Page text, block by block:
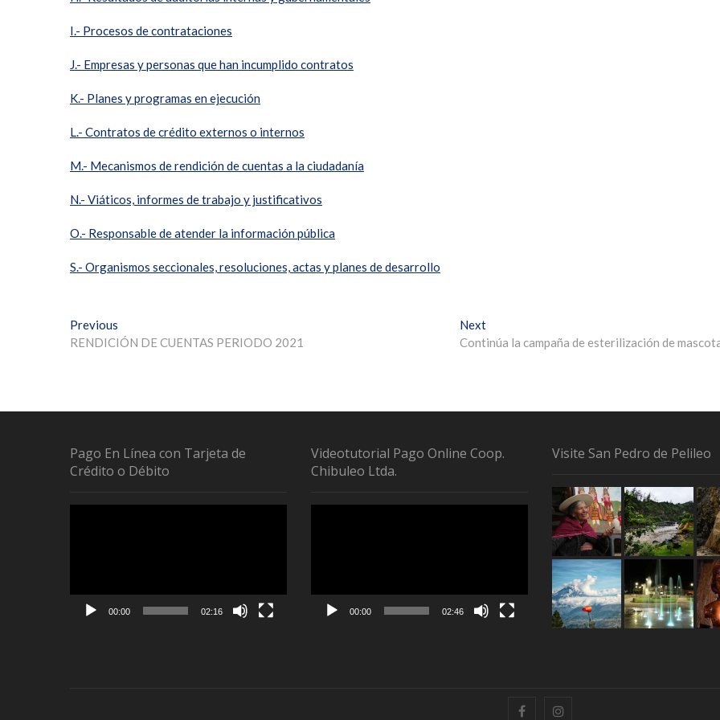
I.- Procesos de contrataciones
J.- Empresas y personas que han incumplido contratos
K.- Planes y programas en ejecución
L.- Contratos de crédito externos o internos
M.- Mecanismos de rendición de cuentas a la ciudadanía
N.- Viáticos, informes de trabajo y justificativos
O.- Responsable de atender la información pública
S.- Organismos seccionales, resoluciones, actas y planes de desarrollo
Previous
RENDICIÓN DE CUENTAS PERIODO 2021
Next
Continúa la campaña de esterilización de
Pago En Línea con Tarjeta de
Crédito o Débito
00:00 02:16
Videotutorial Pago Online Coop.
Chibuleo Ltda.
00:00 02:46
Visite San Pedro de Pelileo